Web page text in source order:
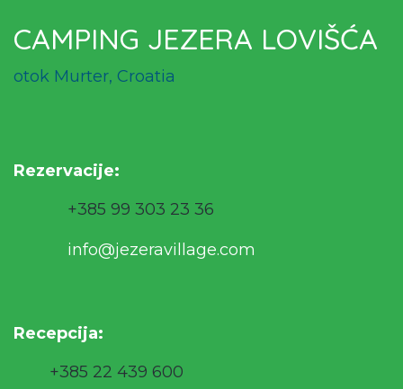
CAMPING JEZERA LOVIŠĆA
otok Murter, Croatia
Rezervacije:
+385 99 303 23 36
info@jezeravillage.com
Recepcija:
+385 22 439 600